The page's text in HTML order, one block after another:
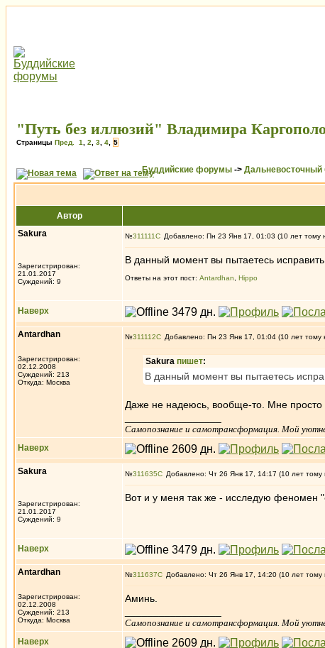
"Путь без иллюзий" Владимира
Страницы Пред. 1 2 3 4 5
Буддийские форумы -> Дальневосточный
Автор
Sakura
Зарегистрирован:
21.01.2017
Суждений: 9
№311111 Добавлено: Пн 23 Янв 17, 01:03 (10 лет тому
В данный момент вы пытаетесь
Ответы на этот пост: Antardhan Hippo
Наверх
Antardhan
Зарегистрирован:
02.12.2008
Суждений: 213
Откуда: Москва
№311112 Добавлено: Пн 23 Янв 17, 01:04 (10 лет тому
Sakura пишет:
В данный момент вы пытаетесь
Даже не надеюсь, вообще-то. Мне просто
Самопознание и самотрансформация. Мой
Наверх
Sakura
Зарегистрирован:
21.01.2017
Суждений: 9
№311635 Добавлено: Чт 26 Янв 17, 14:17 (10 лет тому
Вот и у меня так же - исследую феномен
Наверх
Antardhan
Зарегистрирован:
02.12.2008
Суждений: 213
Откуда: Москва
№311637 Добавлено: Чт 26 Янв 17, 14:20 (10 лет тому
Аминь.
Самопознание и самотрансформация. Мой
Наверх